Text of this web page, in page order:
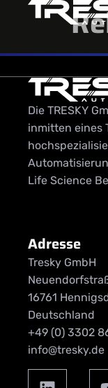
Die TRESKY
inmitten eines
Life Science
Adresse
Tresky GmbH
16761
Deutschland
+49 (0) 3302
info@tresky.de